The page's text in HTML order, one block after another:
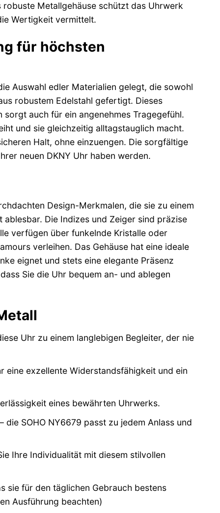
Metallgehäuse schützt das Uhrwerk
Wertigkeit vermittelt.
für höchsten
Auswahl edler Materialien gelegt, die sowohl
robustem Edelstahl gefertigt. Dieses
auch für ein angenehmes Tragegefühl.
und sie gleichzeitig alltagstauglich macht.
Halt, ohne einzuengen. Die sorgfältige
neuen DKNY Uhr haben werden.
Design-Merkmalen, die sie zu einem
Die Indizes und Zeiger sind präzise
verfügen über funkelnde Kristalle oder
verleihen. Das Gehäuse hat eine ideale
eignet und stets eine elegante Präsenz
Sie die Uhr bequem an- und ablegen
Uhr zu einem langlebigen Begleiter, der nie
exzellente Widerstandsfähigkeit und ein
eines bewährten Uhrwerks.
SOHO NY6679 passt zu jedem Anlass und
Ihre Individualität mit diesem stilvollen
sie für den täglichen Gebrauch bestens
Ausführung beachten)